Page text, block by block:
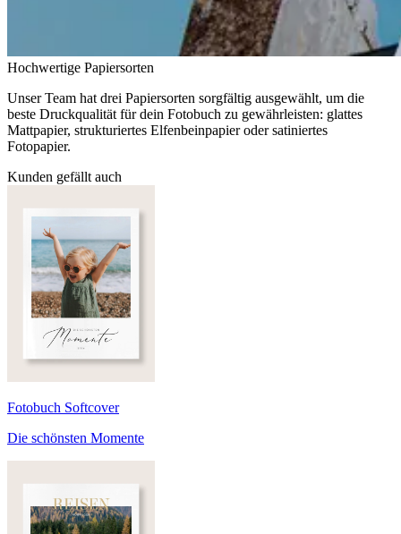
Hochwertige Papiersorten
Unser Team hat drei Papiersorten sorgfältig ausgewählt, um die
beste Druckqualität für dein Fotobuch zu gewährleisten: glattes
Mattpapier, strukturiertes Elfenbeinpapier oder satiniertes
Fotopapier.
Kunden gefällt auch
Fotobuch Softcover
Die schönsten Momente